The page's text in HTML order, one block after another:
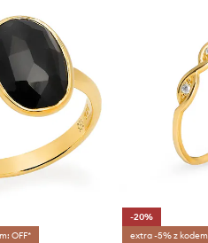
OFF*
-20%
extra -5% z